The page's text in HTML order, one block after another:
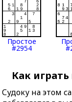
Простое
#2954
Как
Судоку на этом